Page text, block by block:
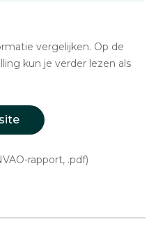
vergelijken. Op de
kun je verder lezen als
rapport, .pdf)